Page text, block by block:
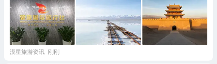
漠星旅游资讯 刚刚